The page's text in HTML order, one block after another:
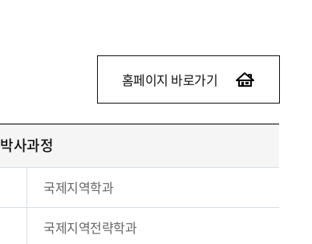
홈페이지 바로가기
박사과정
국제지역학과
국제지역전략학과